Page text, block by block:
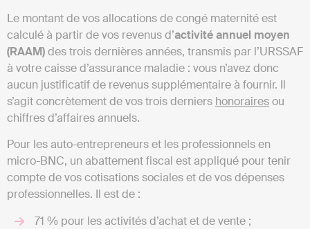
Le montant de vos allocations de congé maternité est
calculé à partir de vos revenus d’activité annuel moyen
(RAAM)des trois dernières années, transmis par l’URSSAF
à votre caisse d’assurance maladie : vous n’avez donc
aucun justificatif de revenus supplémentaire à fournir. Il
s’agit concrètement de vos trois derniers honorairesou
chiffres d’affaires annuels.
Pour les auto-entrepreneurs et les professionnels en
micro-BNC, un abattement fiscal est appliqué pour tenir
compte de vos cotisations sociales et de vos dépenses
professionnelles. Il est de :
71 % pour les activités d’achat et de vente ;